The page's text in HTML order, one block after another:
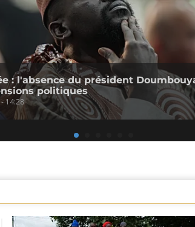
: l'absence du président
politiques
14:28